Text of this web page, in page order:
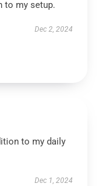
to my setup.
Dec 2, 2024
to my daily
Dec 1, 2024